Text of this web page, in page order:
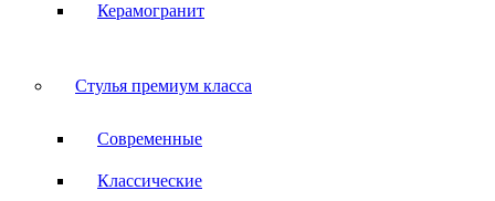
Керамогранит
Стулья премиум класса
Современные
Классические